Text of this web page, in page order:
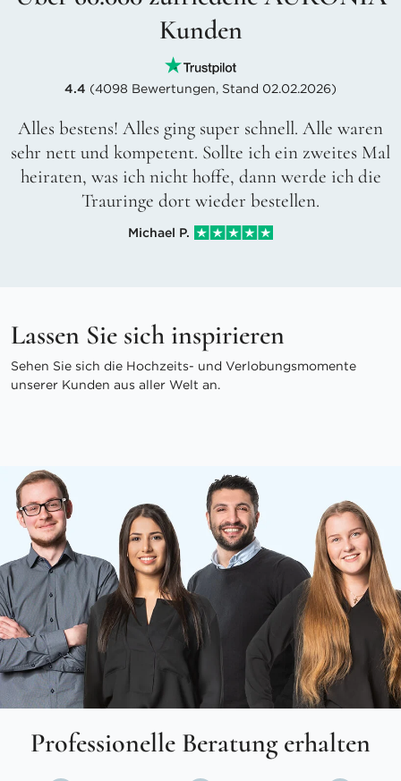
Kunden
4.4 (4098 Bewertungen, Stand 02.02.2026)
Alles bestens! Alles ging super schnell. Alle waren
sehr nett und kompetent. Sollte ich ein zweites Mal
heiraten, was ich nicht hoffe, dann werde ich die
Trauringe dort wieder bestellen.
Michael P.
Lassen Sie sich inspirieren
Sehen Sie sich die Hochzeits- und Verlobungsmomente
unserer Kunden aus aller Welt an.
Professionelle Beratung erhalten